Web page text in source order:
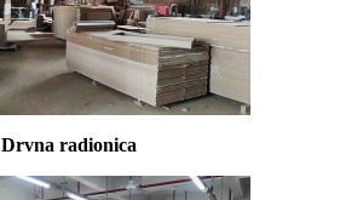
Drvna radionica